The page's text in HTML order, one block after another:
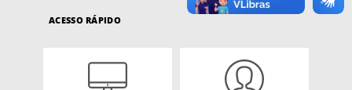
ACESSO RÁPIDO